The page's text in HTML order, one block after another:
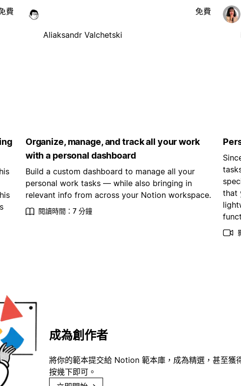
費
Aliaksandr Valchetski
免費
Organize, manage, and track all your work
with a personal dashboard
Build a custom dashboard to manage all your
personal work tasks — while also bringing in
relevant info from across your Notion workspace.
閱讀時間：7 分鐘
that
成為創作者
將你的範本提交給 Notion 範本庫，成為精選，甚至獲
按幾下即可。